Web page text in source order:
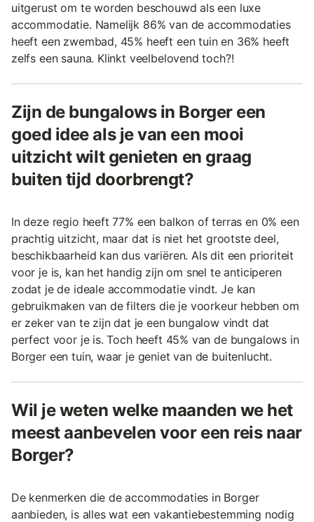
uitgerust om te worden beschouwd als een luxe
accommodatie. Namelijk 86% van de accommodaties
heeft een zwembad, 45% heeft een tuin en 36% heeft
zelfs een sauna. Klinkt veelbelovend toch?!
Zijn de bungalows in Borger een
goed idee als je van een mooi
uitzicht wilt genieten en graag
buiten tijd doorbrengt?
In deze regio heeft 77% een balkon of terras en 0% een
prachtig uitzicht, maar dat is niet het grootste deel,
beschikbaarheid kan dus variëren. Als dit een prioriteit
voor je is, kan het handig zijn om snel te anticiperen
zodat je de ideale accommodatie vindt. Je kan
gebruikmaken van de filters die je voorkeur hebben om
er zeker van te zijn dat je een bungalow vindt dat
perfect voor je is. Toch heeft 45% van de bungalows in
Borger een tuin, waar je geniet van de buitenlucht.
Wil je weten welke maanden we het
meest aanbevelen voor een reis naar
Borger?
De kenmerken die de accommodaties in Borger
aanbieden, is alles wat een vakantiebestemming nodig